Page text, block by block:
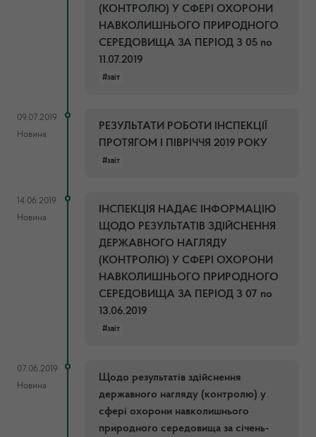
(КОНТРОЛЮ) У СФЕРІ ОХОРОНИ
НАВКОЛИШНЬОГО ПРИРОДНОГО
СЕРЕДОВИЩА ЗА ПЕРІОД З 05 по
11.07.2019
#звіт
09.07.2019
Новина
РЕЗУЛЬТАТИ РОБОТИ ІНСПЕКЦІЇ
ПРОТЯГОМ I ПІВРІЧЧЯ 2019 РОКУ
#звіт
14.06.2019
Новина
ІНСПЕКЦІЯ НАДАЄ ІНФОРМАЦІЮ
ЩОДО РЕЗУЛЬТАТІВ ЗДІЙСНЕННЯ
ДЕРЖАВНОГО НАГЛЯДУ
(КОНТРОЛЮ) У СФЕРІ ОХОРОНИ
НАВКОЛИШНЬОГО ПРИРОДНОГО
СЕРЕДОВИЩА ЗА ПЕРІОД З 07 по
13.06.2019
#звіт
07.06.2019
Новина
Щодо результатів здійснення
державного нагляду (контролю) у
сфері охорони навколишнього
природного середовища за січень-